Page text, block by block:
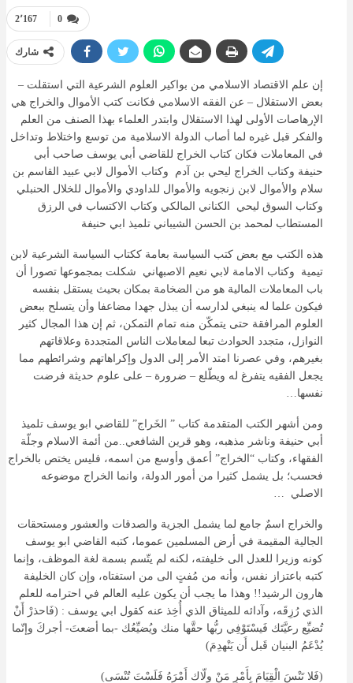
0 2٬167
شارك
إن علم الاقتصاد الاسلامي من بواكير العلوم الشرعية التي استقلت –
بعض الاستقلال – عن الفقه الاسلامي فكانت كتب الأموال والخراج هي
الإرهاصات الأولى لهذا الاستقلال وابتدر العلماء بهذا الصنف من العلم
والفكر قبل غيره لما أصاب الدولة الاسلامية من توسع واختلاط وتداخل
في المعاملات فكان كتاب الخراج للقاضي أبي يوسف صاحب أبي
حنيفة وكتاب الخراج ليحي بن آدم وكتاب الأموال لابي عبيد القاسم بن
سلام والأموال لابن زنجويه والأموال للداودي والأموال للخلال الحنبلي
وكتاب السوق ليحي الكناني المالكي وكتاب الاكتساب في الرزق
المستطاب لمحمد بن الحسن الشيباني تلميذ ابي حنيفة
هذه الكتب مع بعض كتب السياسة بعامة ككتاب السياسة الشرعية لابن
تيمية وكتاب الامامة لابي نعيم الاصبهاني شكلت بمجموعها تصورا أن
باب المعاملات المالية هو من الضخامة بمكان بحيث يستقل بنفسه
فيكون علما له ينبغي لدارسه أن يبذل جهدا مضاعفا وأن يتسلح ببعض
العلوم المرافقة حتى يتمكّن منه تمام التمكن، ثم إن هذا المجال كثير
النوازل، متجدد الحوادث تبعا لمعاملات الناس المتجددة وعلاقاتهم
بغيرهم، وفي عصرنا امتد الأمر إلى الدول وإكراهاتهم وشرائطهم مما
يجعل الفقيه يتفرغ له ويطّلع – ضرورة – على علوم حديثة فرضت
نفسها…
ومن أشهر الكتب المتقدمة كتاب ” الخَراج” للقاضي ابو يوسف تلميذ
أبي حنيفة وناشر مذهبه، وهو قرين الشافعي..من أئمة الاسلام وجلّة
الفقهاء، وكتاب “الخراج” أعمق وأوسع من اسمه، فليس يختص بالخراج
فحسب؛ بل يشمل كثيرا من أمور الدولة، وانما الخراج موضوعه
الاصلي …
والخراج اسمٌ جامع لما يشمل الجزية والصدقات والعشور ومستحقات
الجالية المقيمة في أرض المسلمين عموما، كتبه القاضي ابو يوسف
كونه وزيرا للعدل الى خليفته، لكنه لم يتّسم بسمة لغة الموظف، وإنما
كتبه باعتزاز نفس، وأنه من مُفتٍ الى من استفتاه، وإن كان الخليفة
هارون الرشيد!! وهذا ما يجب أن يكون عليه العالم في احترامه للعلم
الذي رُزِقَه، وآدائه للميثاق الذي أُخِذ عنه كقول ابي يوسف : (فَاحذرْ أَنْ
تُضيِّع رعيَّتَك فَيسْتَوْفِي ربُّها حقَّها منك ويُضيِّعُك -بما أضعتَ- أجركَ وإنّما
يُدْعَمُ البنيان قَبل أَن يَنْهدِمَ)
(فَلا تَنْسَ الْقِيَامَ بِأَمْرِ مَنْ ولّاك أَمْرَهُ فَلَسْتَ تُنْسَى)